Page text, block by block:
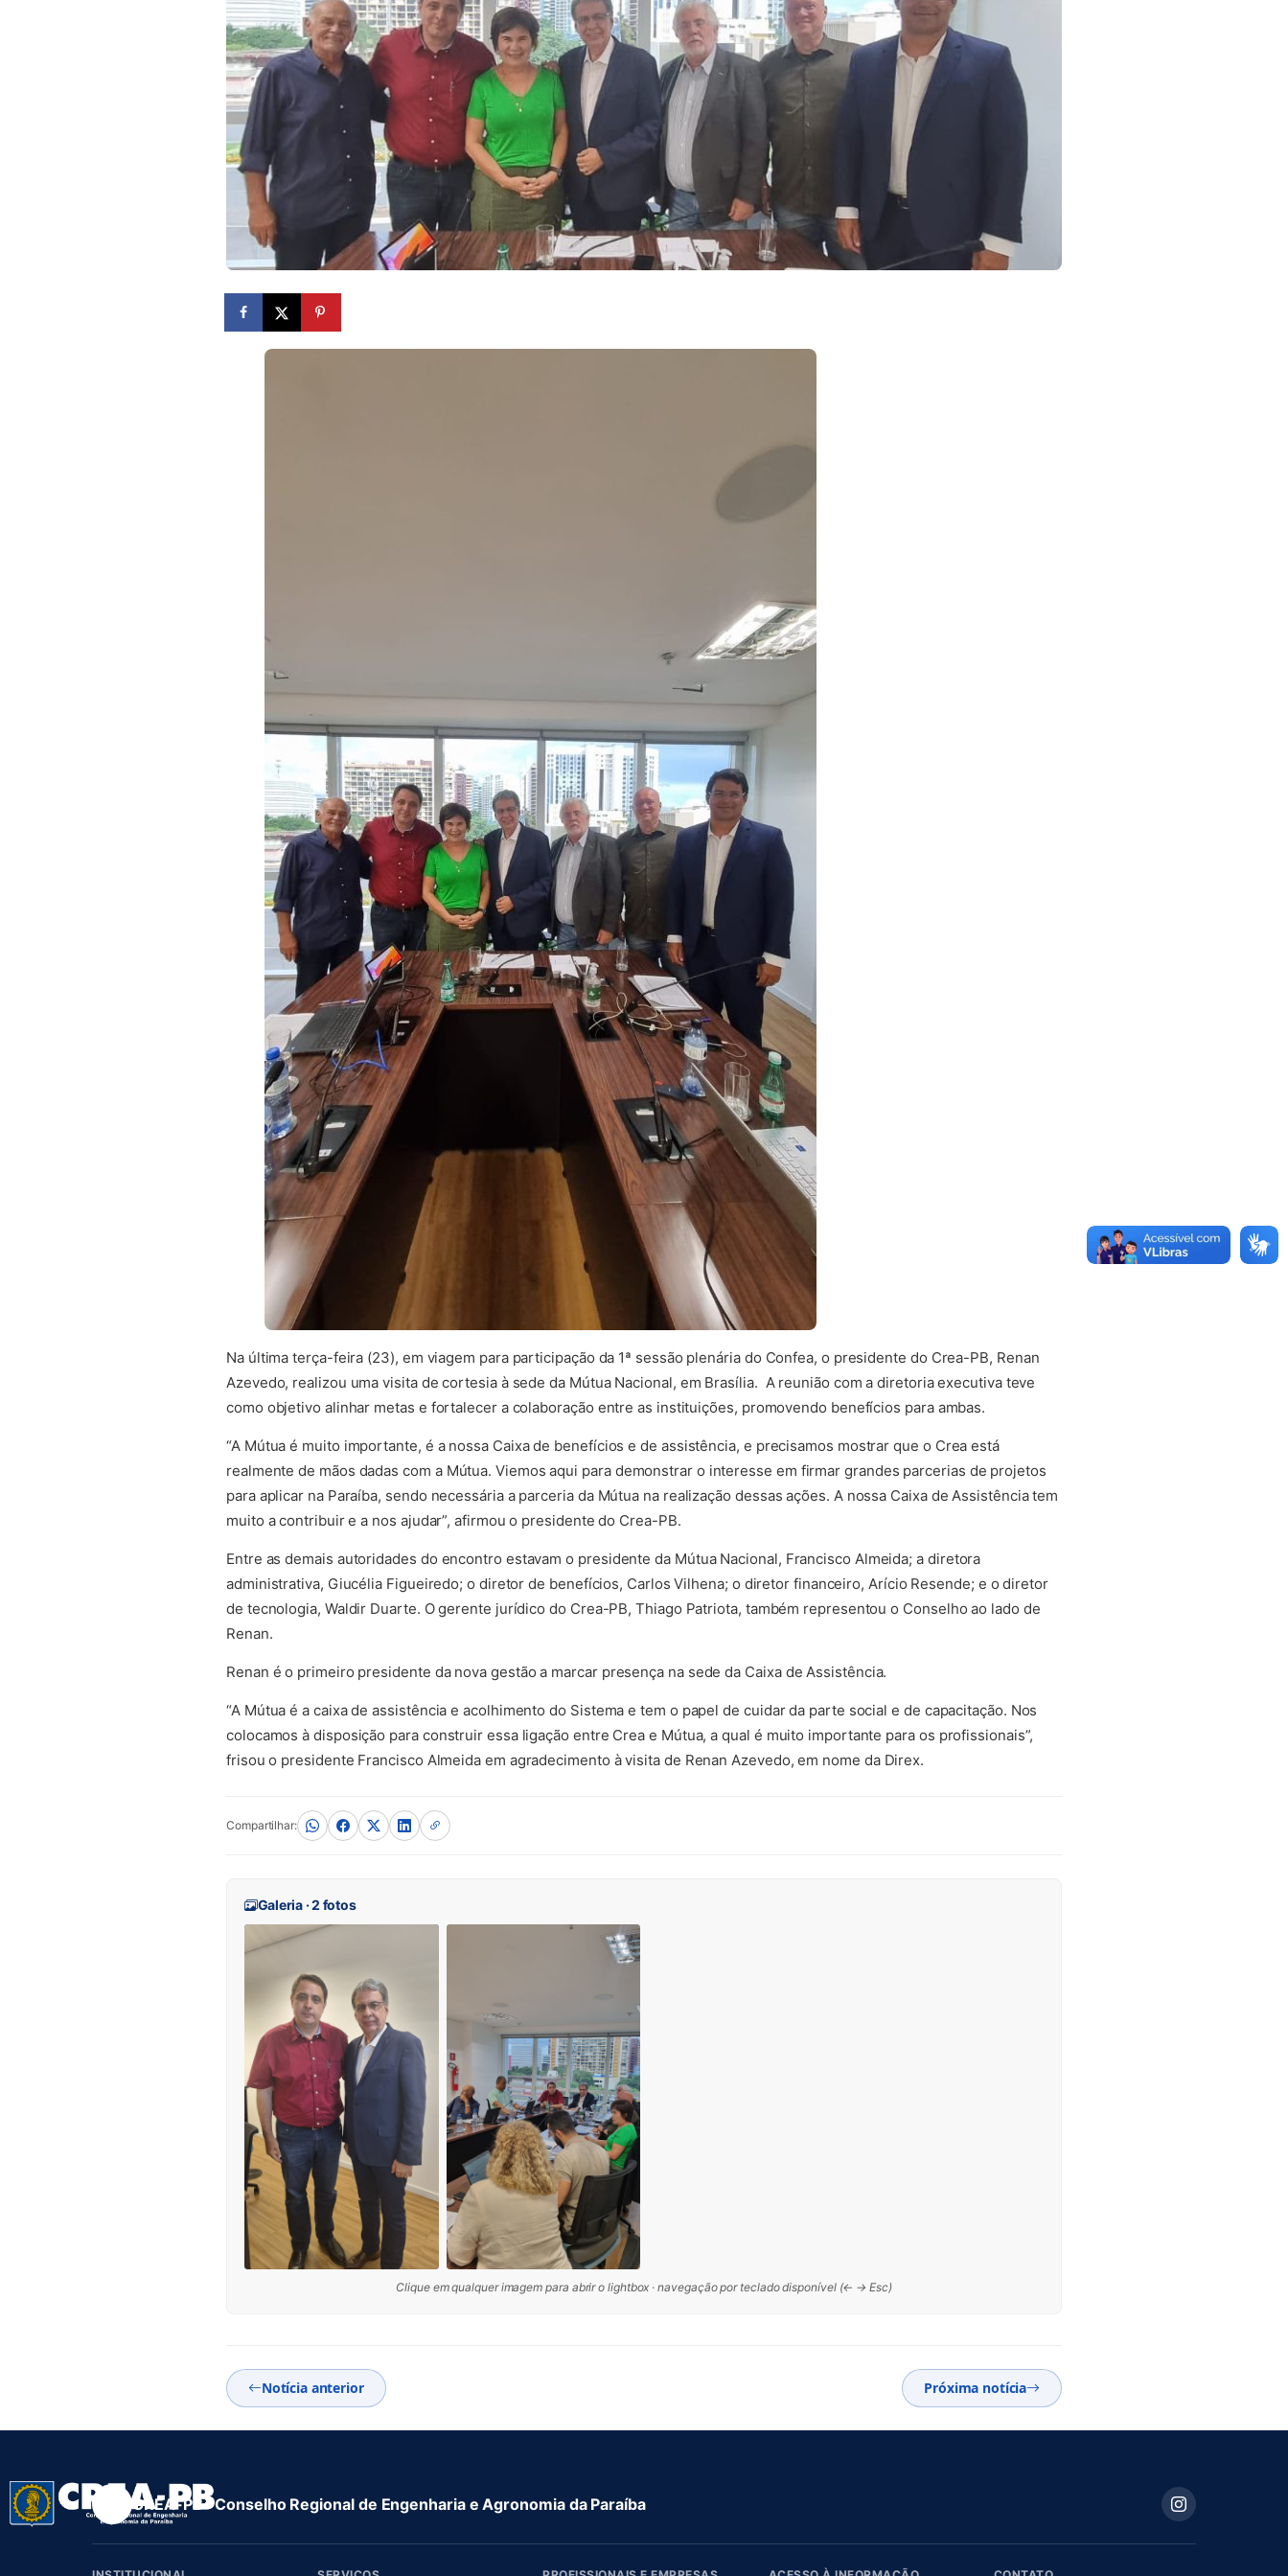
Na última terça-feira (23), em viagem para participação da 1ª sessão plenária do Confea, o presidente do Crea-PB, Renan
Azevedo, realizou uma visita de cortesia à sede da Mútua Nacional, em Brasília. A reunião com a diretoria executiva teve
como objetivo alinhar metas e fortalecer a colaboração entre as instituições, promovendo benefícios para ambas.
“A Mútua é muito importante, é a nossa Caixa de benefícios e de assistência, e precisamos mostrar que o Crea está
realmente de mãos dadas com a Mútua. Viemos aqui para demonstrar o interesse em firmar grandes parcerias de projetos
para aplicar na Paraíba, sendo necessária a parceria da Mútua na realização dessas ações. A nossa Caixa de Assistência tem
muito a contribuir e a nos ajudar”, afirmou o presidente do Crea-PB.
Entre as demais autoridades do encontro estavam o presidente da Mútua Nacional, Francisco Almeida; a diretora
administrativa, Giucélia Figueiredo; o diretor de benefícios, Carlos Vilhena; o diretor financeiro, Arício Resende; e o diretor
de tecnologia, Waldir Duarte. O gerente jurídico do Crea-PB, Thiago Patriota, também representou o Conselho ao lado de
Renan.
Renan é o primeiro presidente da nova gestão a marcar presença na sede da Caixa de Assistência.
“A Mútua é a caixa de assistência e acolhimento do Sistema e tem o papel de cuidar da parte social e de capacitação. Nos
colocamos à disposição para construir essa ligação entre Crea e Mútua, a qual é muito importante para os profissionais”,
frisou o presidente Francisco Almeida em agradecimento à visita de Renan Azevedo, em nome da Direx.
Compartilhar:
Galeria · 2 fotos
Clique em qualquer imagem para abrir o lightbox · navegação por teclado disponível (← → Esc)
Notícia anterior Próxima notícia
CREA-PB · Conselho Regional de Engenharia e Agronomia da Paraíba